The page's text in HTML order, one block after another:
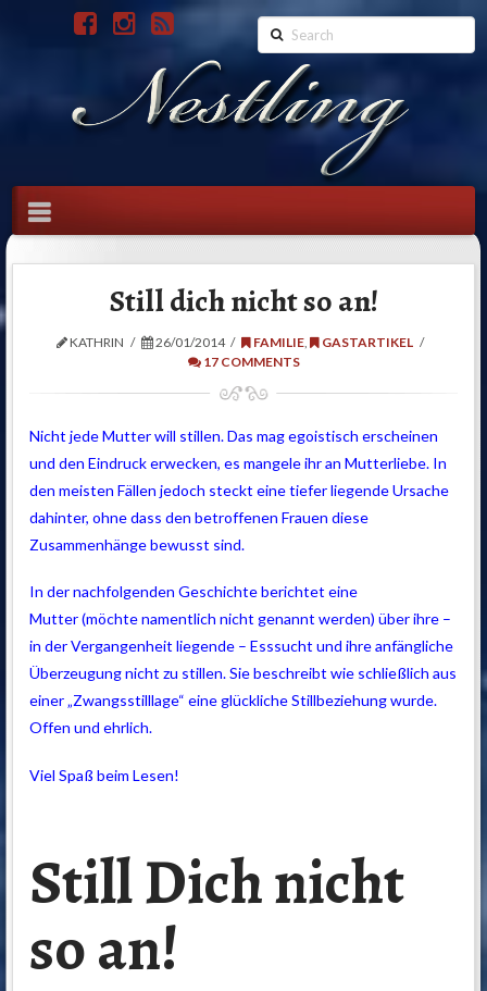
Search
Navigation
Still dich nicht so an!
KATHRIN 26/01/2014 FAMILIE,
GASTARTIKEL
17 COMMENTS
Nicht jede Mutter will stillen. Das mag egoistisch erscheinen
und den Eindruck erwecken, es mangele ihr an Mutterliebe. In
den meisten Fällen jedoch steckt eine tiefer liegende Ursache
dahinter, ohne dass den betroffenen Frauen diese
Zusammenhänge bewusst sind.
In der nachfolgenden Geschichte berichtet eine
Mutter (möchte namentlich nicht genannt werden) über ihre –
in der Vergangenheit liegende – Esssucht und ihre anfängliche
Überzeugung nicht zu stillen. Sie beschreibt wie schließlich aus
einer „Zwangsstilllage“ eine glückliche Stillbeziehung wurde.
Offen und ehrlich.
Viel Spaß beim Lesen!
Still Dich nicht
so an!